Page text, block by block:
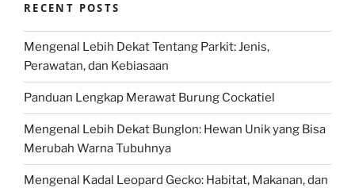
RECENT POSTS
Mengenal Lebih Dekat Tentang Parkit: Jenis,
Perawatan, dan Kebiasaan
Panduan Lengkap Merawat Burung Cockatiel
Mengenal Lebih Dekat Bunglon: Hewan Unik yang Bisa
Merubah Warna Tubuhnya
Mengenal Kadal Leopard Gecko: Habitat, Makanan, dan